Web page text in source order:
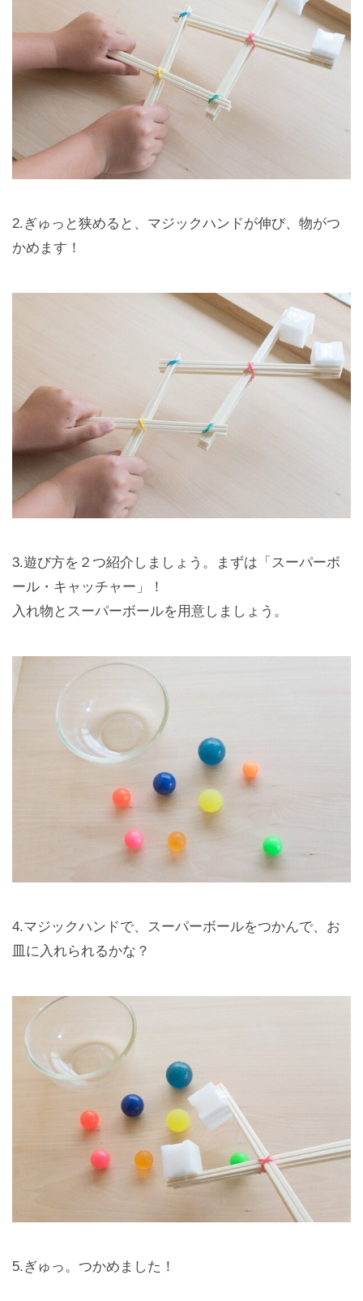
2.ぎゅっと狭めると、マジックハンドが伸び、物がつ
かめます！
3.遊び方を２つ紹介しましょう。まずは「スーパーボ
ール・キャッチャー」！
入れ物とスーパーボールを用意しましょう。
4.マジックハンドで、スーパーボールをつかんで、お
皿に入れられるかな？
5.ぎゅっ。つかめました！